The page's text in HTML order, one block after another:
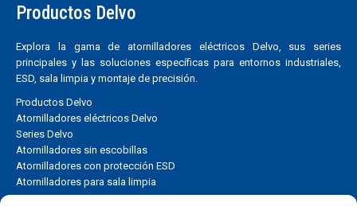
Productos Delvo
Explora la gama de atornilladores eléctricos Delvo, sus series
principales y las soluciones específicas para entornos industriales,
ESD, sala limpia y montaje de precisión.
Productos Delvo
Atornilladores eléctricos Delvo
Series Delvo
Atornilladores sin escobillas
Atornilladores con protección ESD
Atornilladores para sala limpia